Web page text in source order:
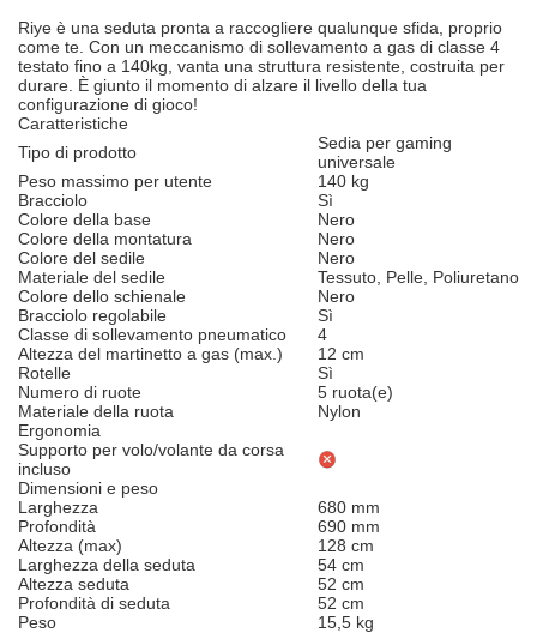
Riye è una seduta pronta a raccogliere qualunque sfida, proprio
come te. Con un meccanismo di sollevamento a gas di classe 4
testato fino a 140kg, vanta una struttura resistente, costruita per
durare. È giunto il momento di alzare il livello della tua
configurazione di gioco!
Caratteristiche
Tipo di prodotto
Sedia per gaming
universale
Peso massimo per utente
140 kg
Bracciolo
Sì
Colore della base
Nero
Colore della montatura
Nero
Colore del sedile
Nero
Materiale del sedile
Tessuto, Pelle, Poliuretano
Colore dello schienale
Nero
Bracciolo regolabile
Sì
Classe di sollevamento pneumatico
4
Altezza del martinetto a gas (max.)
12 cm
Rotelle
Sì
Numero di ruote
5 ruota(e)
Materiale della ruota
Nylon
Ergonomia
Supporto per volo/volante da corsa
incluso
Dimensioni e peso
Larghezza
680 mm
Profondità
690 mm
Altezza (max)
128 cm
Larghezza della seduta
54 cm
Altezza seduta
52 cm
Profondità di seduta
52 cm
Peso
15,5 kg